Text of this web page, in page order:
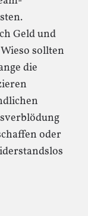
Geld und
sollten
die
oder